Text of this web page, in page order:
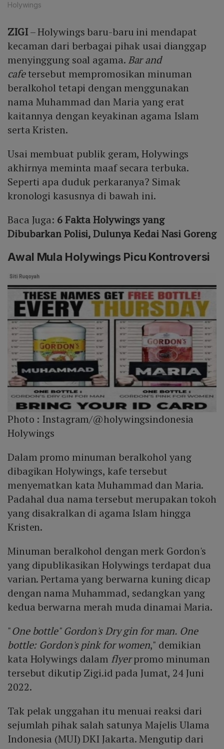
Holywings
ZIGI– Holywings baru-baru ini mendapat
kecaman dari berbagai pihak usai dianggap
menyinggung soal agama. Bar and
cafetersebut mempromosikan minuman
beralkohol tetapi dengan menggunakan
nama Muhammad dan Maria yang erat
kaitannya dengan keyakinan agama Islam
serta Kristen.
Usai membuat publik geram, Holywings
akhirnya meminta maaf secara terbuka.
Seperti apa duduk perkaranya? Simak
kronologi kasusnya di bawah ini.
Baca Juga: 6 Fakta Holywings yang
Dibubarkan Polisi, Dulunya Kedai Nasi Goreng
Awal Mula Holywings Picu Kontroversi
Photo : Instagram/@holywingsindonesia
Holywings
Dalam promo minuman beralkohol yang
dibagikan Holywings, kafe tersebut
menyematkan kata Muhammad dan Maria.
Padahal dua nama tersebut merupakan tokoh
yang disakralkan di agama Islam hingga
Kristen.
Minuman beralkohol dengan merk Gordon's
yang dipublikasikan Holywings terdapat dua
varian. Pertama yang berwarna kuning dicap
dengan nama Muhammad, sedangkan yang
kedua berwarna merah muda dinamai Maria.
"One bottle" Gordon's Dry gin for man. One
bottle: Gordon's pink for women," demikian
kata Holywings dalam flyerpromo minuman
tersebut dikutip Zigi.id pada Jumat, 24 Juni
2022.
Tak pelak unggahan itu menuai reaksi dari
sejumlah pihak salah satunya Majelis Ulama
Indonesia (MUI) DKI Jakarta. Mengutip dari